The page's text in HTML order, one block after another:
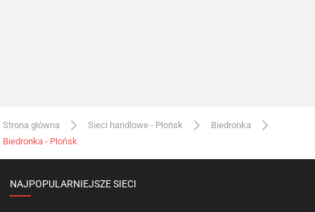
Strona główna Sieci handlowe - Płońsk
Biedronka
Biedronka - Płońsk
NAJPOPULARNIEJSZE SIECI